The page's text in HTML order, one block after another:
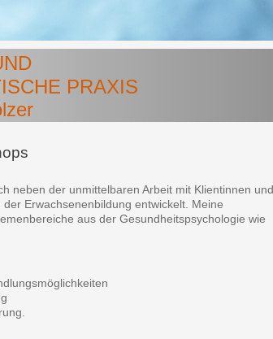
PRAXIS
neben der unmittelbaren Arbeit mit Klientinnen und
Erwachsenenbildung entwickelt. Meine
aus der Gesundheitspsychologie wie